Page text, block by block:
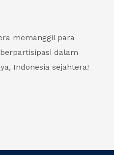
memanggil para
dalam
Indonesia sejahtera!